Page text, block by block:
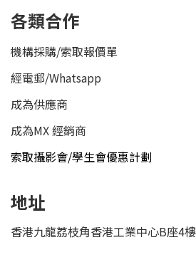
各類合作
機構採購/索取報價單
經電郵/Whatsapp
成為供應商
成為MX 經銷商
索取攝影會/學生會優惠計劃
地址
香港九龍荔枝角香港工業中心B座4